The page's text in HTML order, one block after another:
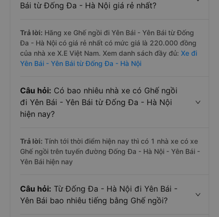
Bái từ Đống Đa - Hà Nội giá rẻ nhất?
Trả lời: Hãng xe Ghế ngồi đi Yên Bái - Yên Bái từ Đống
Đa - Hà Nội có giá rẻ nhất có mức giá là 220.000 đồng
của nhà xe X.E Việt Nam. Xem danh sách đầy đủ: Xe đi
Yên Bái - Yên Bái từ Đống Đa - Hà Nội
Câu hỏi: Có bao nhiêu nhà xe có Ghế ngồi
đi Yên Bái - Yên Bái từ Đống Đa - Hà Nội
hiện nay?
Trả lời: Tính tới thời điểm hiện nay thì có 1 nhà xe có xe
Ghế ngồi trên tuyến đường Đống Đa - Hà Nội - Yên Bái -
Yên Bái hiện nay
Câu hỏi: Từ Đống Đa - Hà Nội đi Yên Bái -
Yên Bái bao nhiêu tiếng bằng Ghế ngồi?